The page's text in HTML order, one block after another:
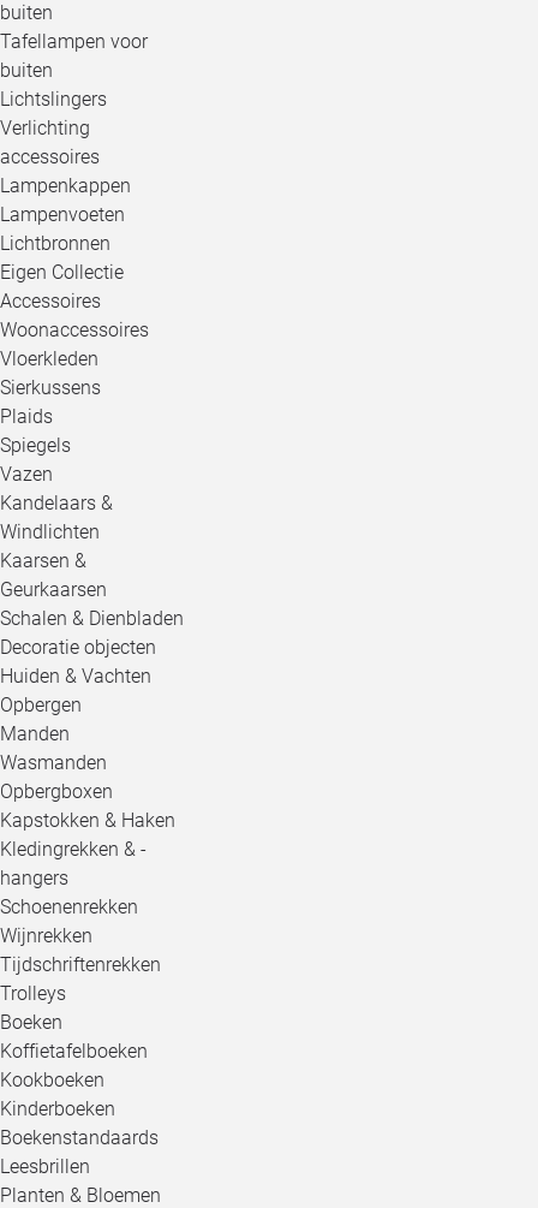
buiten
Tafellampen voor
buiten
Lichtslingers
Verlichting
accessoires
Lampenkappen
Lampenvoeten
Lichtbronnen
Eigen Collectie
Accessoires
Woonaccessoires
Vloerkleden
Sierkussens
Plaids
Spiegels
Vazen
Kandelaars &
Windlichten
Kaarsen &
Geurkaarsen
Schalen & Dienbladen
Decoratie objecten
Huiden & Vachten
Opbergen
Manden
Wasmanden
Opbergboxen
Kapstokken & Haken
Kledingrekken & -
hangers
Schoenenrekken
Wijnrekken
Tijdschriftenrekken
Trolleys
Boeken
Koffietafelboeken
Kookboeken
Kinderboeken
Boekenstandaards
Leesbrillen
Planten & Bloemen